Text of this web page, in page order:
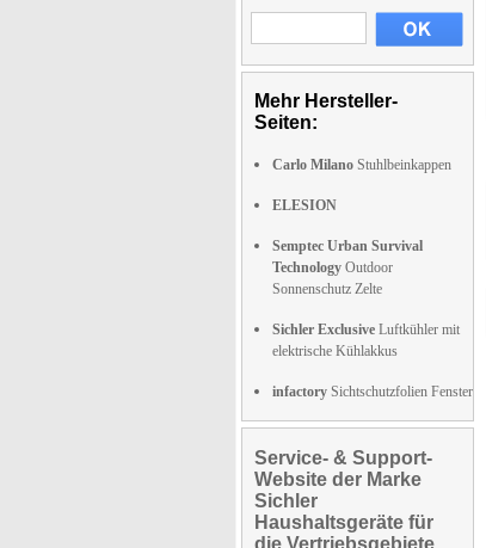
Mehr Hersteller-
Seiten:
Carlo Milano Stuhlbeinkappen
ELESION
Semptec Urban Survival
Technology Outdoor
Sonnenschutz Zelte
Sichler Exclusive Luftkühler mit
elektrische Kühlakkus
infactory Sichtschutzfolien Fenster
Service- & Support-
Website der Marke
Sichler
Haushaltsgeräte für
die Vertriebsgebiete